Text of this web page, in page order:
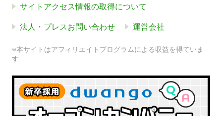
サイトアクセス情報の取得について
法人・プレスお問い合わせ 運営会社
※本サイトはアフィリエイトプログラムによる収益を得ていま
す